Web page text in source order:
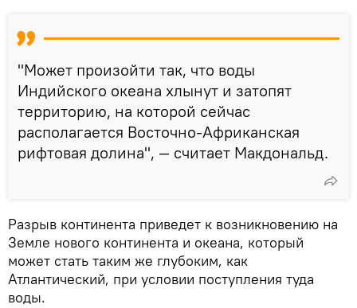
"Может произойти так, что воды
Индийского океана хлынут и затопят
территорию, на которой сейчас
располагается Восточно-Африканская
рифтовая долина", — считает Макдональд.
Разрыв континента приведет к возникновению на
Земле нового континента и океана, который
может стать таким же глубоким, как
Атлантический, при условии поступления туда
воды.